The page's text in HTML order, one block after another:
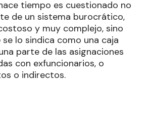
tiempo es cuestionado no
de un sistema burocrático,
y muy complejo, sino
lo sindica como una caja
parte de las asignaciones
con exfuncionarios, o
o indirectos.